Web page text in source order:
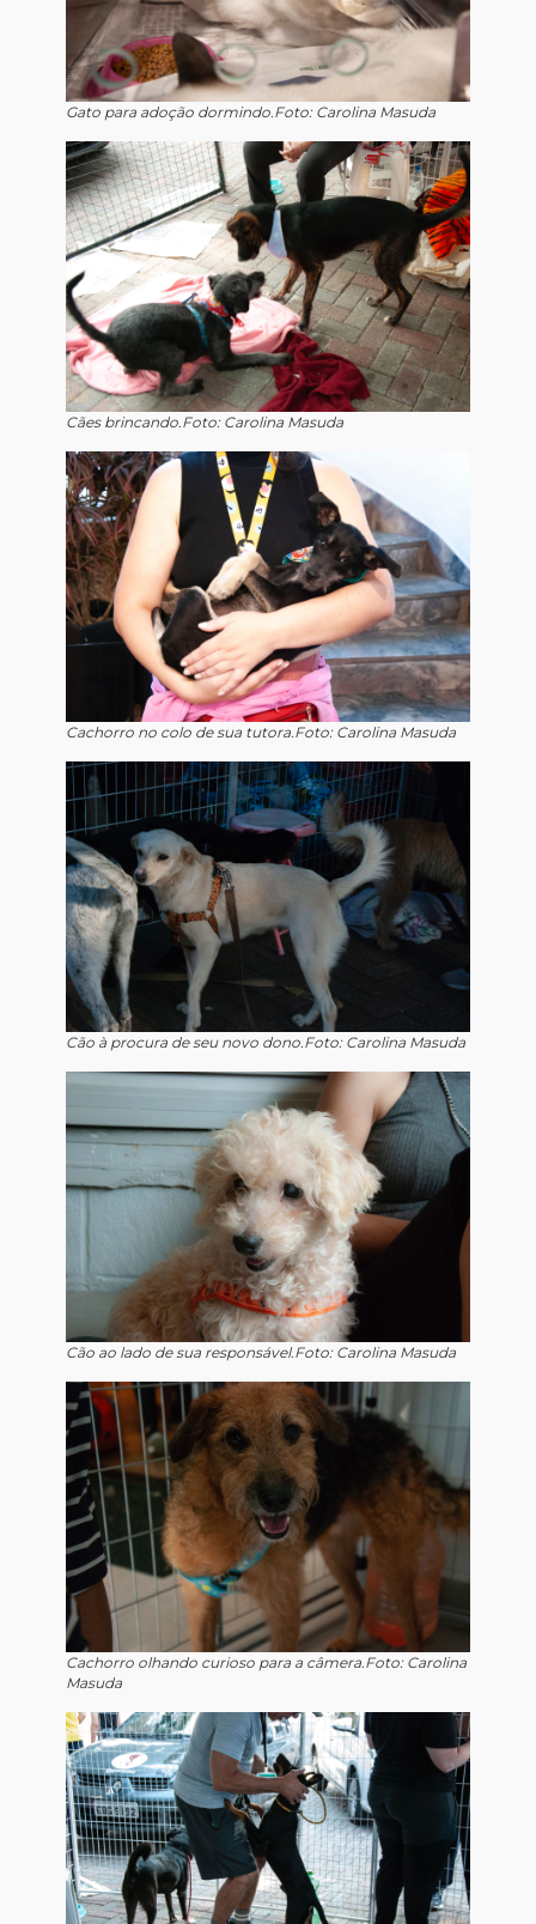
Gato para adoção dormindo.Foto: Carolina Masuda
Cães brincando.Foto: Carolina Masuda
Cachorro no colo de sua tutora.Foto: Carolina Masuda
Cão à procura de seu novo dono.Foto: Carolina Masuda
Cão ao lado de sua responsável.Foto: Carolina Masuda
Cachorro olhando curioso para a câmera.Foto: Carolina
Masuda